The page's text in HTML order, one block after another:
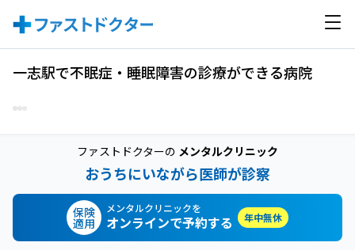
一志駅で不眠症・睡眠障害の診療ができる病院
ファストドクターの メンタルクリニック
おうちにいながら医師が診察
保険
適用
メンタルクリニックを
オンラインで予約する 年中無休